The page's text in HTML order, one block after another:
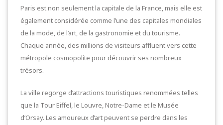
Paris est non seulement la capitale de la France, mais elle est
également considérée comme l’une des capitales mondiales
de la mode, de l’art, de la gastronomie et du tourisme.
Chaque année, des millions de visiteurs affluent vers cette
métropole cosmopolite pour découvrir ses nombreux
trésors.
La ville regorge d’attractions touristiques renommées telles
que la Tour Eiffel, le Louvre, Notre-Dame et le Musée
d’Orsay. Les amoureux d’art peuvent se perdre dans les